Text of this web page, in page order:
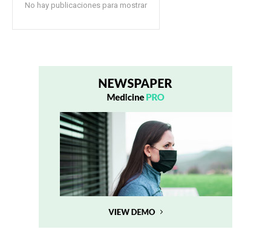
No hay publicaciones para mostrar